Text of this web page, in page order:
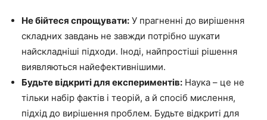
Не бійтеся спрощувати: У прагненні до вирішення
складних завдань не завжди потрібно шукати
найскладніші підходи. Іноді, найпростіші рішення
виявляються найефективнішими.
Будьте відкриті для експериментів: Наука – це не
тільки набір фактів і теорій, а й спосіб мислення,
підхід до вирішення проблем. Будьте відкриті для